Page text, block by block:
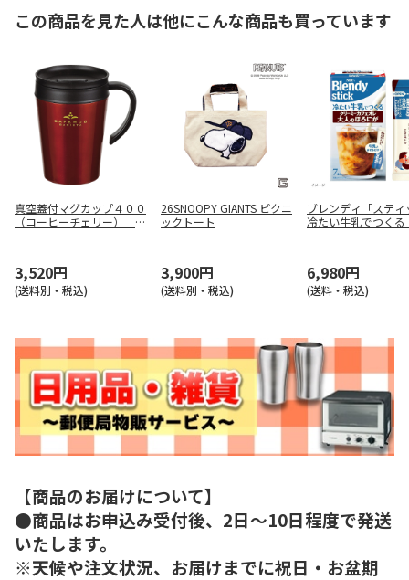
この商品を見た人は他にこんな商品も買っています
真空蓋付マグカップ４００
（コーヒーチェリー） Ｈ
3,520円
(送料別・税込)
26SNOOPY GIANTS ピクニ
ックトート
3,900円
(送料別・税込)
ブレンディ「スティ
冷たい牛乳でつくる
6,980円
(送料・税込)
【商品のお届けについて】
●商品はお申込み受付後、2日～10日程度で発送
いたします。
※天候や注文状況、お届けまでに祝日・お盆期